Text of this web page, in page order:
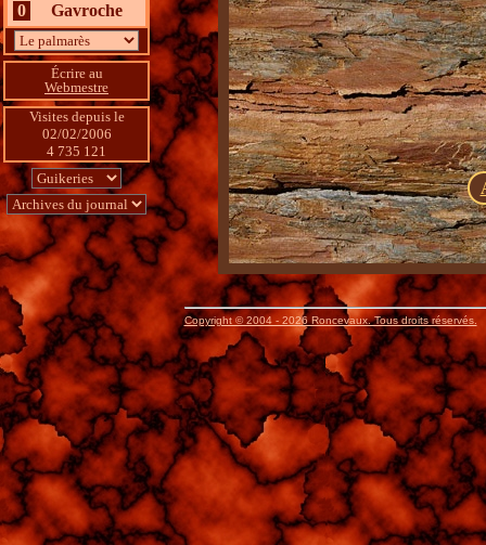
0
Gavroche
Écrire au
Webmestre
Visites depuis le
02/02/2006
4 735 121
Copyright © 2004 - 2026 Roncevaux. Tous droits réservés.